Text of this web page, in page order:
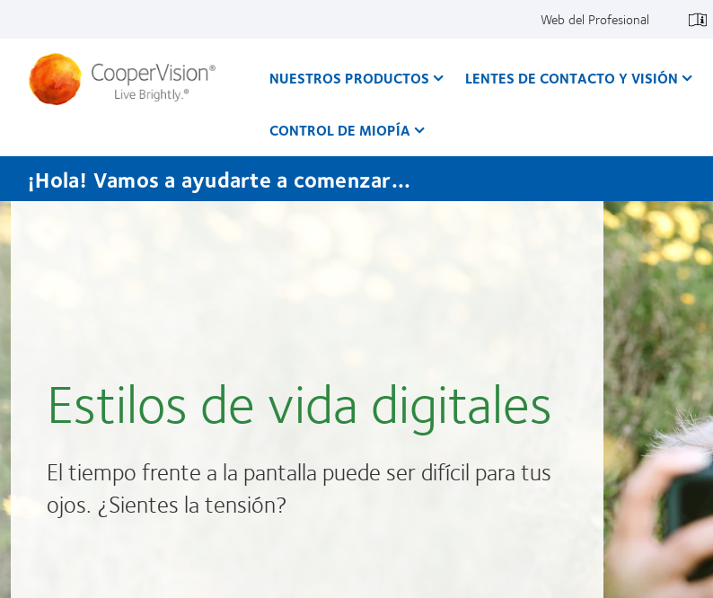
principal
Web del Profesional
NUESTROS PRODUCTOS LENTES DE CONTACTO Y VISIÓN
CONTROL DE MIOPÍA
¡Hola! Vamos a ayudarte a comenzar...
Estilos de vida digitales
El tiempo frente a la pantalla puede ser difícil para tus
ojos. ¿Sientes la tensión?